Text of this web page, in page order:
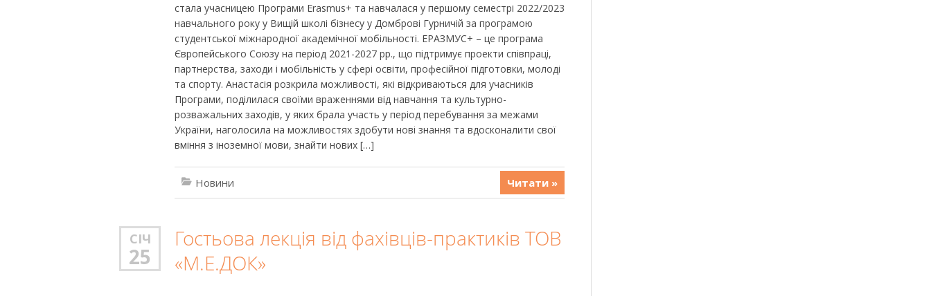
стала учасницею Програми Erasmus+ та навчалася у першому семестрі 2022/2023
навчального року у Вищій школі бізнесу у Домброві Гурничій за програмою
студентської міжнародної академічної мобільності. ЕРАЗМУС+ – це програма
Європейського Союзу на період 2021-2027 рр., що підтримує проекти співпраці,
партнерства, заходи і мобільність у сфері освіти, професійної підготовки, молоді
та спорту. Анастасія розкрила можливості, які відкриваються для учасників
Програми, поділилася своїми враженнями від навчання та культурно-
розважальних заходів, у яких брала участь у період перебування за межами
України, наголосила на можливостях здобути нові знання та вдосконалити свої
вміння з іноземної мови, знайти нових […]
Новини Читати »
СІЧ
25
Гостьова лекція від фахівців-практиків ТОВ
«М.Е.ДОК»